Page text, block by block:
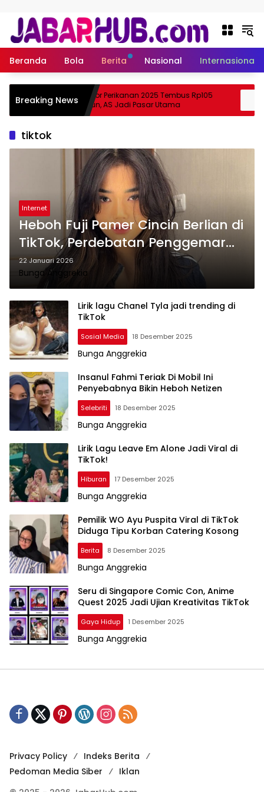
Beranda Bola Berita Nasional Internasional
Breaking NewsEkspor Perikanan 2025 Tembus Rp105
Triliun, AS Jadi Pasar Utama
tiktok
Internet
Heboh Fuji Pamer Cincin Berlian di
TikTok, Perdebatan Penggemar
Verrell dan Eldyn
22 Januari 2026
Bunga Anggrekia
Lirik lagu Chanel Tyla jadi trending di
TikTok
Sosial Media 18 Desember 2025
Bunga Anggrekia
Insanul Fahmi Teriak Di Mobil Ini
Penyebabnya Bikin Heboh Netizen
Selebriti 18 Desember 2025
Bunga Anggrekia
Lirik Lagu Leave Em Alone Jadi Viral di
TikTok!
Hiburan 17 Desember 2025
Bunga Anggrekia
Pemilik WO Ayu Puspita Viral di TikTok
Diduga Tipu Korban Catering Kosong
Berita 8 Desember 2025
Bunga Anggrekia
Seru di Singapore Comic Con, Anime
Quest 2025 Jadi Ujian Kreativitas TikTok
Gaya Hidup 1 Desember 2025
Bunga Anggrekia
Privacy Policy
Indeks Berita
Pedoman Media Siber
Iklan